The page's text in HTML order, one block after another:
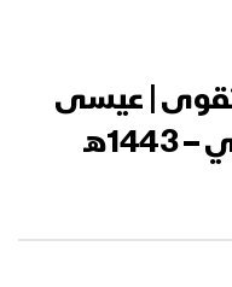
1443هـ
تقوى | عيسى